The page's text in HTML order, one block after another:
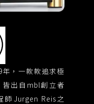
，一款款追求極
出自mbl創立者
師Jurgen Reis之